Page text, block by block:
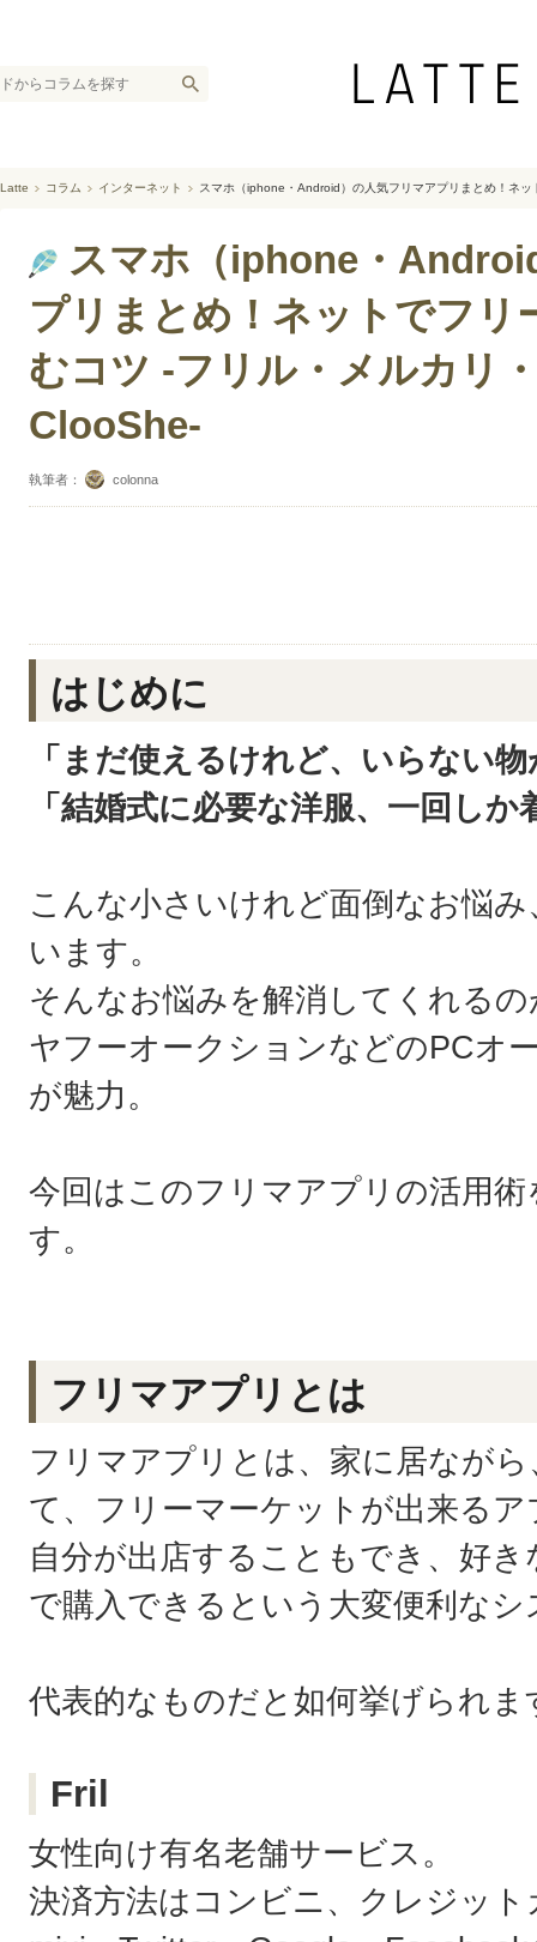
Latte コラム インターネット スマホ（iphone・Android）の人気フリマアプリまとめ！ネ
スマホ（iphone・
プリまとめ！ネットでフリ
むコツ -フリル・メルカリ
ClooShe-
執筆者： colonna
はじめに
「まだ使えるけれど、いらない
「結婚式に必要な洋服、一回し
こんな小さいけれど面倒なお悩
います。
そんなお悩みを解消してくれるの
ヤフーオークションなどのPCオ
が魅力。
今回はこのフリマアプリの活用
す。
フリマアプリとは
フリマアプリとは、家に居なが
て、フリーマーケットが出来る
自分が出店することもでき、好
で購入できるという大変便利な
代表的なものだと如何挙げられま
Fril
女性向け有名老舗サービス。
決済方法はコンビニ、クレジット